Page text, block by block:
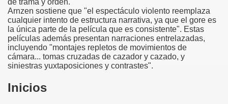
Arnzen sostiene que "el espectáculo violento reemplaza
cualquier intento de estructura narrativa, ya que el gore es
la única parte de la película que es consistente". Estas
películas además presentan narraciones entrelazadas,
incluyendo "montajes repletos de movimientos de
cámara... tomas cruzadas de cazador y cazado, y
siniestras yuxtaposiciones y contrastes".
Inicios